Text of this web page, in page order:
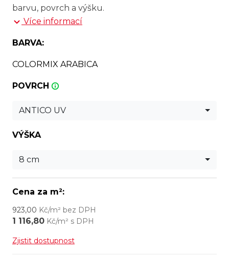
barvu, povrch a výšku.
Více informací
BARVA:
COLORMIX ARABICA
POVRCH
ANTICO UV
VÝŠKA
8 cm
Cena za m²:
923,00 Kč/m² bez DPH
1 116,80 Kč/m² s DPH
Zjistit dostupnost